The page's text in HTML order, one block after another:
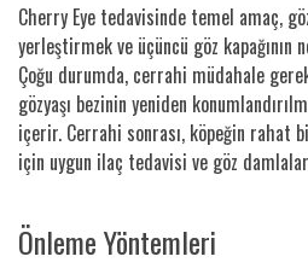
Cherry Eye tedavisinde temel amaç,
yerleştirmek ve üçüncü göz kapağının
Çoğu durumda, cerrahi müdahale
gözyaşı bezinin yeniden
içerir. Cerrahi sonrası, köpeğin rahat
için uygun ilaç tedavisi ve göz
Önleme Yöntemleri